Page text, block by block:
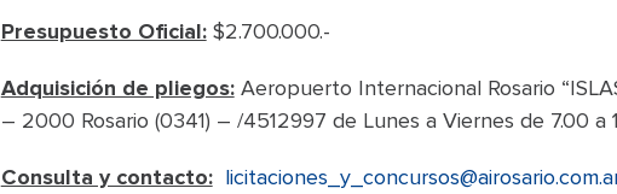
Presupuesto Oficial:$2.700.000.-
Adquisición de pliegos:Aeropuerto Internacional Rosario
– 2000 Rosario (0341) – /4512997 de Lunes a Viernes de 7.00 a
Consulta y contacto: